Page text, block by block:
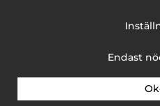
Copyright © 2026,
Endast